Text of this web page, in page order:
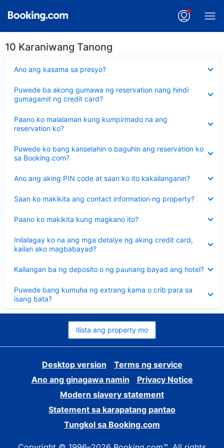
10 Karaniwang Tanong
Ano ang kasama sa presyo?
ang
Puwede ba akong gumawa ng reservation nang hindi
gumagamit ng credit card?
ang
sagot
Paano ko malalaman kung kumpirmado na ang
reservation ko?
ang
sagot
Puwede ko bang kanselahin o baguhin ang reservation ko
sa Booking.com?
ang
sagot
Ano ang aking PIN code at saan ko ito kakailanganin?
ang
Saan ko makikita ang contact information ng property?
ang
Paano ko makikita kung magkano ito?
ang
Inilalagay ko na ang mga detalye ng aking credit card,
kailan ako magbabayad?
ang
sagot
Kailangan ba ng deposito o ng paunang bayad ang hotel?
ang
Puwede bang kumuha ng extrang kama o crib para sa
isang bata?
ang
sagot
Ilista ang property mo
Desktop version
Terms ng service
Ano ang ginagawa namin
Privacy Notice
Modern slavery statement
Statement sa karapatang pantao
Tungkol sa Booking.com